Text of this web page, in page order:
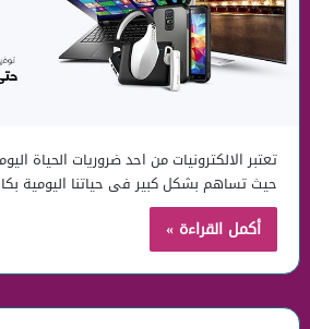
تعتبر الالكترونيات من احد ضروريات الحياة
حيث تساهم بشكل كبير فى حياتنا اليومية
أكمل القراءة »